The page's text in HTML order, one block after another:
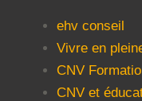
ehv conseil
Vivre en
CNV
CNV et